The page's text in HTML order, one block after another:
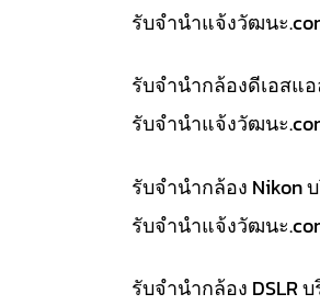
รับจํานําแจ้งวัฒนะ
รับจำนำกล้องดีเอสแ
รับจํานําแจ้งวัฒนะ
รับจำนำกล้อง Nikon
รับจํานําแจ้งวัฒนะ
รับจำนำกล้อง DSLR